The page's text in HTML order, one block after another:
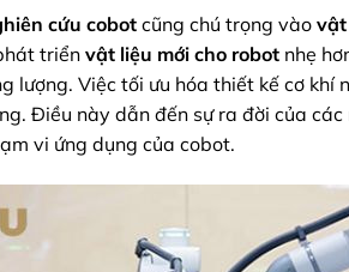
cứu cobot cũng chú trọng vào vật
triển vật liệu mới cho robot nhẹ
lượng. Việc tối ưu hóa thiết kế cơ
Điều này dẫn đến sự ra đời của các
vi ứng dụng của cobot.